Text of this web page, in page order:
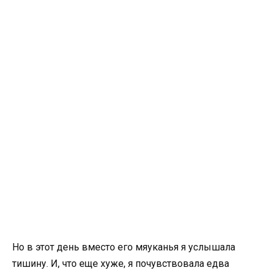
Но в этот день вместо его мяуканья я услышала
тишину. И, что еще хуже, я почувствовала едва